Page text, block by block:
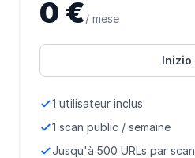
0 €/ mese
Inizio
1 utilisateur inclus
1 scan public / semaine
Jusqu'à 500 URLs par scan